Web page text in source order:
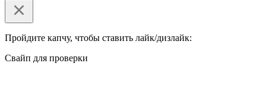
Пройдите капчу, чтобы ставить лайк/дизлайк:
Свайп для проверки